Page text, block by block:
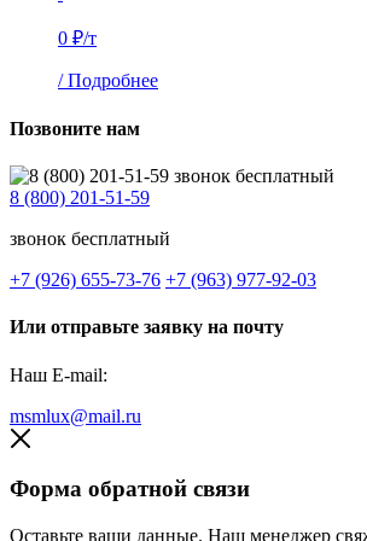
0 ₽/т
/ Подробнее
Позвоните нам
8 (800) 201-51-59
звонок бесплатный
+7 (926) 655-73-76 +7 (963) 977-92-03
Или отправьте заявку на почту
Наш E-mail:
msmlux@mail.ru
Форма обратной связи
Оставьте ваши данные. Наш менеджер